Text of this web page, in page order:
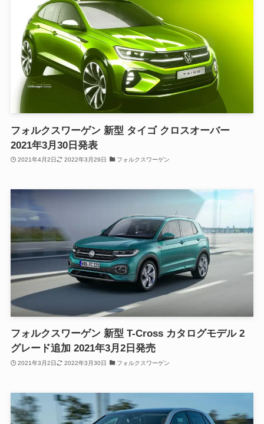
フォルクスワーゲン 新型 タイゴ クロスオーバー
2021年3月30日発表
2021年4月2日 2022年3月29日 フォルクスワーゲン
フォルクスワーゲン 新型 T-Cross カタログモデル 2
グレード追加 2021年3月2日発売
2021年3月2日 2022年3月30日 フォルクスワーゲン